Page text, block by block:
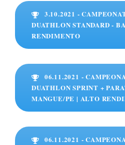
3.10.2021 -
DUATHLON STANDARD -
RENDIMENTO
06.11.2021 -
DUATHLON SPRINT +
MANGUE/PE | ALTO
06.11.2021 -